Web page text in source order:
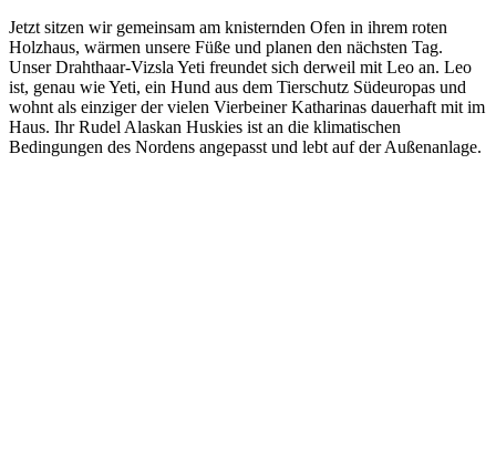
Jetzt sitzen wir gemeinsam am knisternden Ofen in ihrem roten
Holzhaus, wärmen unsere Füße und planen den nächsten Tag.
Unser Drahthaar-Vizsla Yeti freundet sich derweil mit Leo an. Leo
ist, genau wie Yeti, ein Hund aus dem Tierschutz Südeuropas und
wohnt als einziger der vielen Vierbeiner Katharinas dauerhaft mit im
Haus. Ihr Rudel Alaskan Huskies ist an die klimatischen
Bedingungen des Nordens angepasst und lebt auf der Außenanlage.